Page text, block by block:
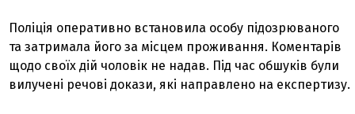
Поліція оперативно встановила особу підозрюваного
та затримала його за місцем проживання. Коментарів
щодо своїх дій чоловік не надав. Під час обшуків були
вилучені речові докази, які направлено на експертизу.